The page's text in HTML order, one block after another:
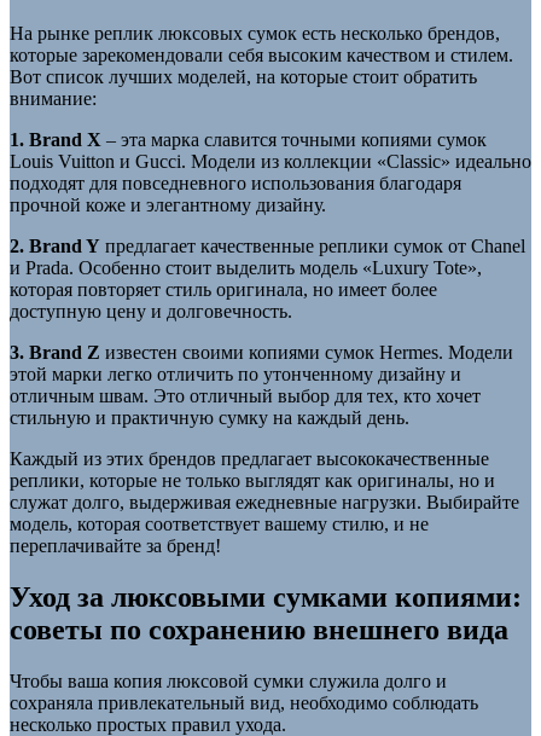
На рынке реплик люксовых сумок есть несколько брендов,
которые зарекомендовали себя высоким качеством и стилем.
Вот список лучших моделей, на которые стоит обратить
внимание:
1. Brand X – эта марка славится точными копиями сумок
Louis Vuitton и Gucci. Модели из коллекции «Classic» идеально
подходят для повседневного использования благодаря
прочной коже и элегантному дизайну.
2. Brand Y предлагает качественные реплики сумок от Chanel
и Prada. Особенно стоит выделить модель «Luxury Tote»,
которая повторяет стиль оригинала, но имеет более
доступную цену и долговечность.
3. Brand Z известен своими копиями сумок Hermes. Модели
этой марки легко отличить по утонченному дизайну и
отличным швам. Это отличный выбор для тех, кто хочет
стильную и практичную сумку на каждый день.
Каждый из этих брендов предлагает высококачественные
реплики, которые не только выглядят как оригиналы, но и
служат долго, выдерживая ежедневные нагрузки. Выбирайте
модель, которая соответствует вашему стилю, и не
переплачивайте за бренд!
Уход за люксовыми сумками копиями:
советы по сохранению внешнего вида
Чтобы ваша копия люксовой сумки служила долго и
сохраняла привлекательный вид, необходимо соблюдать
несколько простых правил ухода.